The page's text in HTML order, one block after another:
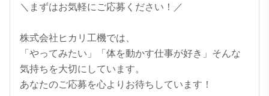
＼まずはお気軽にご応募ください！／
株式会社ヒカリ工機では、
「やってみたい」「体を動かす仕事が好き」そんな
気持ちを大切にしています。
あなたのご応募を心よりお待ちしています！